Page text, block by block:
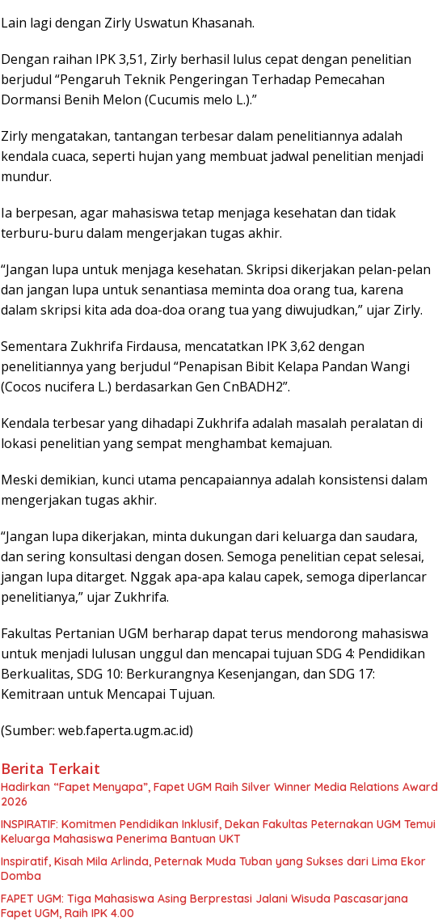
Lain lagi dengan Zirly Uswatun Khasanah.
Dengan raihan IPK 3,51, Zirly berhasil lulus cepat dengan penelitian
berjudul “Pengaruh Teknik Pengeringan Terhadap Pemecahan
Dormansi Benih Melon (Cucumis melo L.).”
Zirly mengatakan, tantangan terbesar dalam penelitiannya adalah
kendala cuaca, seperti hujan yang membuat jadwal penelitian menjadi
mundur.
Ia berpesan, agar mahasiswa tetap menjaga kesehatan dan tidak
terburu-buru dalam mengerjakan tugas akhir.
“Jangan lupa untuk menjaga kesehatan. Skripsi dikerjakan pelan-pelan
dan jangan lupa untuk senantiasa meminta doa orang tua, karena
dalam skripsi kita ada doa-doa orang tua yang diwujudkan,” ujar Zirly.
Sementara Zukhrifa Firdausa, mencatatkan IPK 3,62 dengan
penelitiannya yang berjudul “Penapisan Bibit Kelapa Pandan Wangi
(Cocos nucifera L.) berdasarkan Gen CnBADH2”.
Kendala terbesar yang dihadapi Zukhrifa adalah masalah peralatan di
lokasi penelitian yang sempat menghambat kemajuan.
Meski demikian, kunci utama pencapaiannya adalah konsistensi dalam
mengerjakan tugas akhir.
“Jangan lupa dikerjakan, minta dukungan dari keluarga dan saudara,
dan sering konsultasi dengan dosen. Semoga penelitian cepat selesai,
jangan lupa ditarget. Nggak apa-apa kalau capek, semoga diperlancar
penelitianya,” ujar Zukhrifa.
Fakultas Pertanian UGM berharap dapat terus mendorong mahasiswa
untuk menjadi lulusan unggul dan mencapai tujuan SDG 4: Pendidikan
Berkualitas, SDG 10: Berkurangnya Kesenjangan, dan SDG 17:
Kemitraan untuk Mencapai Tujuan.
(Sumber: web.faperta.ugm.ac.id)
Berita Terkait
Hadirkan “Fapet Menyapa”, Fapet UGM Raih Silver Winner Media Relations Award
2026
INSPIRATIF: Komitmen Pendidikan Inklusif, Dekan Fakultas Peternakan UGM Temui
Keluarga Mahasiswa Penerima Bantuan UKT
Inspiratif, Kisah Mila Arlinda, Peternak Muda Tuban yang Sukses dari Lima Ekor
Domba
FAPET UGM: Tiga Mahasiswa Asing Berprestasi Jalani Wisuda Pascasarjana
Fapet UGM, Raih IPK 4.00